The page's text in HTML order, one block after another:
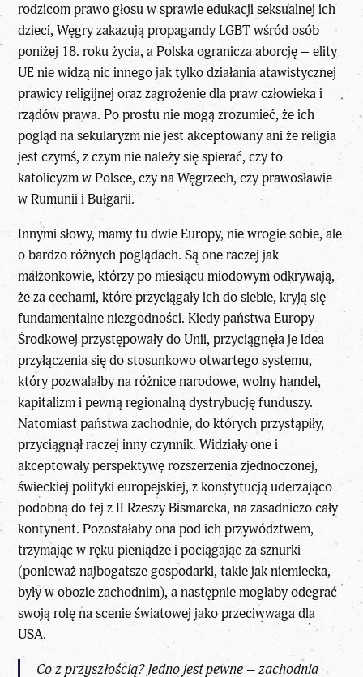
rodzicom prawo głosu w sprawie edukacji seksualnej ich
dzieci, Węgry zakazują propagandy LGBT wśród osób
poniżej 18. roku życia, a Polska ogranicza aborcję – elity
UE nie widzą nic innego jak tylko działania atawistycznej
prawicy religijnej oraz zagrożenie dla praw człowieka i
rządów prawa. Po prostu nie mogą zrozumieć, że ich
pogląd na sekularyzm nie jest akceptowany ani że religia
jest czymś, z czym nie należy się spierać, czy to
katolicyzm w Polsce, czy na Węgrzech, czy prawosławie
w Rumunii i Bułgarii.
Innymi słowy, mamy tu dwie Europy, nie wrogie sobie, ale
o bardzo różnych poglądach. Są one raczej jak
małżonkowie, którzy po miesiącu miodowym odkrywają,
że za cechami, które przyciągały ich do siebie, kryją się
fundamentalne niezgodności. Kiedy państwa Europy
Środkowej przystępowały do Unii, przyciągnęła je idea
przyłączenia się do stosunkowo otwartego systemu,
który pozwalałby na różnice narodowe, wolny handel,
kapitalizm i pewną regionalną dystrybucję funduszy.
Natomiast państwa zachodnie, do których przystąpiły,
przyciągnął raczej inny czynnik. Widziały one i
akceptowały perspektywę rozszerzenia zjednoczonej,
świeckiej polityki europejskiej, z konstytucją uderzająco
podobną do tej z II Rzeszy Bismarcka, na zasadniczo cały
kontynent. Pozostałaby ona pod ich przywództwem,
trzymając w ręku pieniądze i pociągając za sznurki
(ponieważ najbogatsze gospodarki, takie jak niemiecka,
były w obozie zachodnim), a następnie mogłaby odegrać
swoją rolę na scenie światowej jako przeciwwaga dla
USA.
Co z przyszłością? Jedno jest pewne – zachodnia